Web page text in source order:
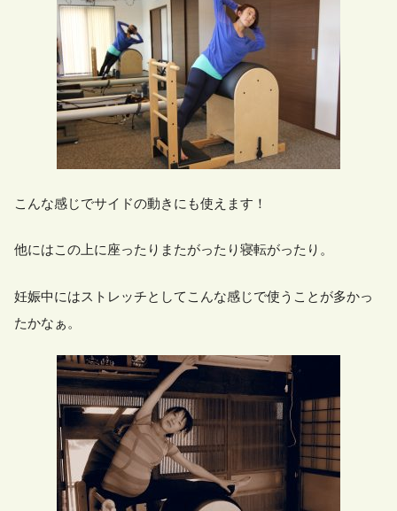
こんな感じでサイドの動きにも使えます！
他にはこの上に座ったりまたがったり寝転がったり。
妊娠中にはストレッチとしてこんな感じで使うことが多かっ
たかなぁ。